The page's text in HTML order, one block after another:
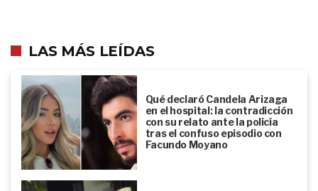
LAS MÁS LEÍDAS
Qué declaró Candela Arizaga
en el hospital: la contradicción
con su relato ante la policía
tras el confuso episodio con
Facundo Moyano